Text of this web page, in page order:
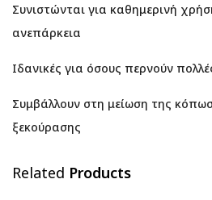
Συνιστώνται για καθημερινή
ανεπάρκεια
Ιδανικές για όσους περνούν
Συμβάλλουν στη μείωση της
ξεκούρασης
Related Products